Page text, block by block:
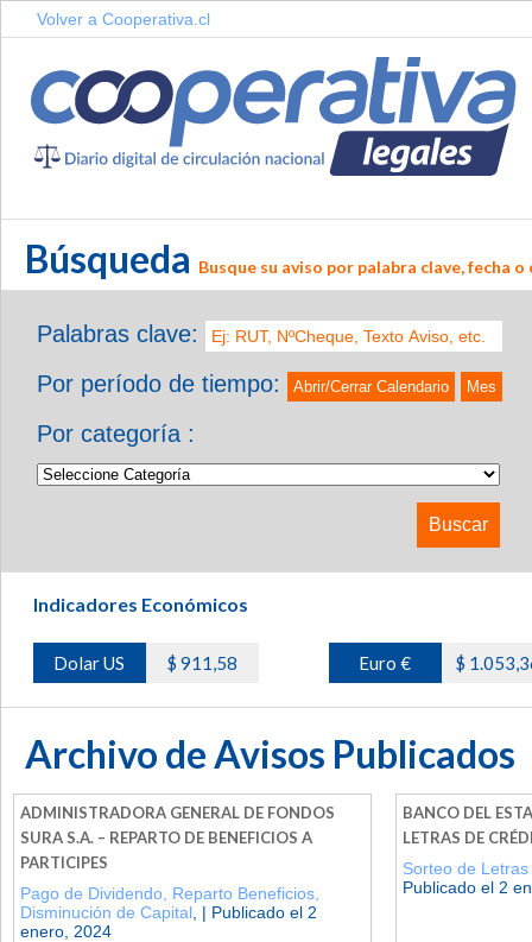
Volver a Cooperativa.cl
Búsqueda Busque su aviso por palabra clave, fecha
Palabras clave:
Por período de tiempo:
Abrir/Cerrar Calendario Mes
Por categoría :
Indicadores Económicos
Dolar US $ 911,58 Euro € $
Archivo de Avisos Publicados
ADMINISTRADORA GENERAL DE FONDOS
SURA S.A. – REPARTO DE BENEFICIOS A
PARTICIPES
Pago de Dividendo, Reparto Beneficios,
Disminución de Capital , | Publicado el 2
enero, 2024
BANCO DEL
LETRAS DE
Sorteo de
Publicado el 2